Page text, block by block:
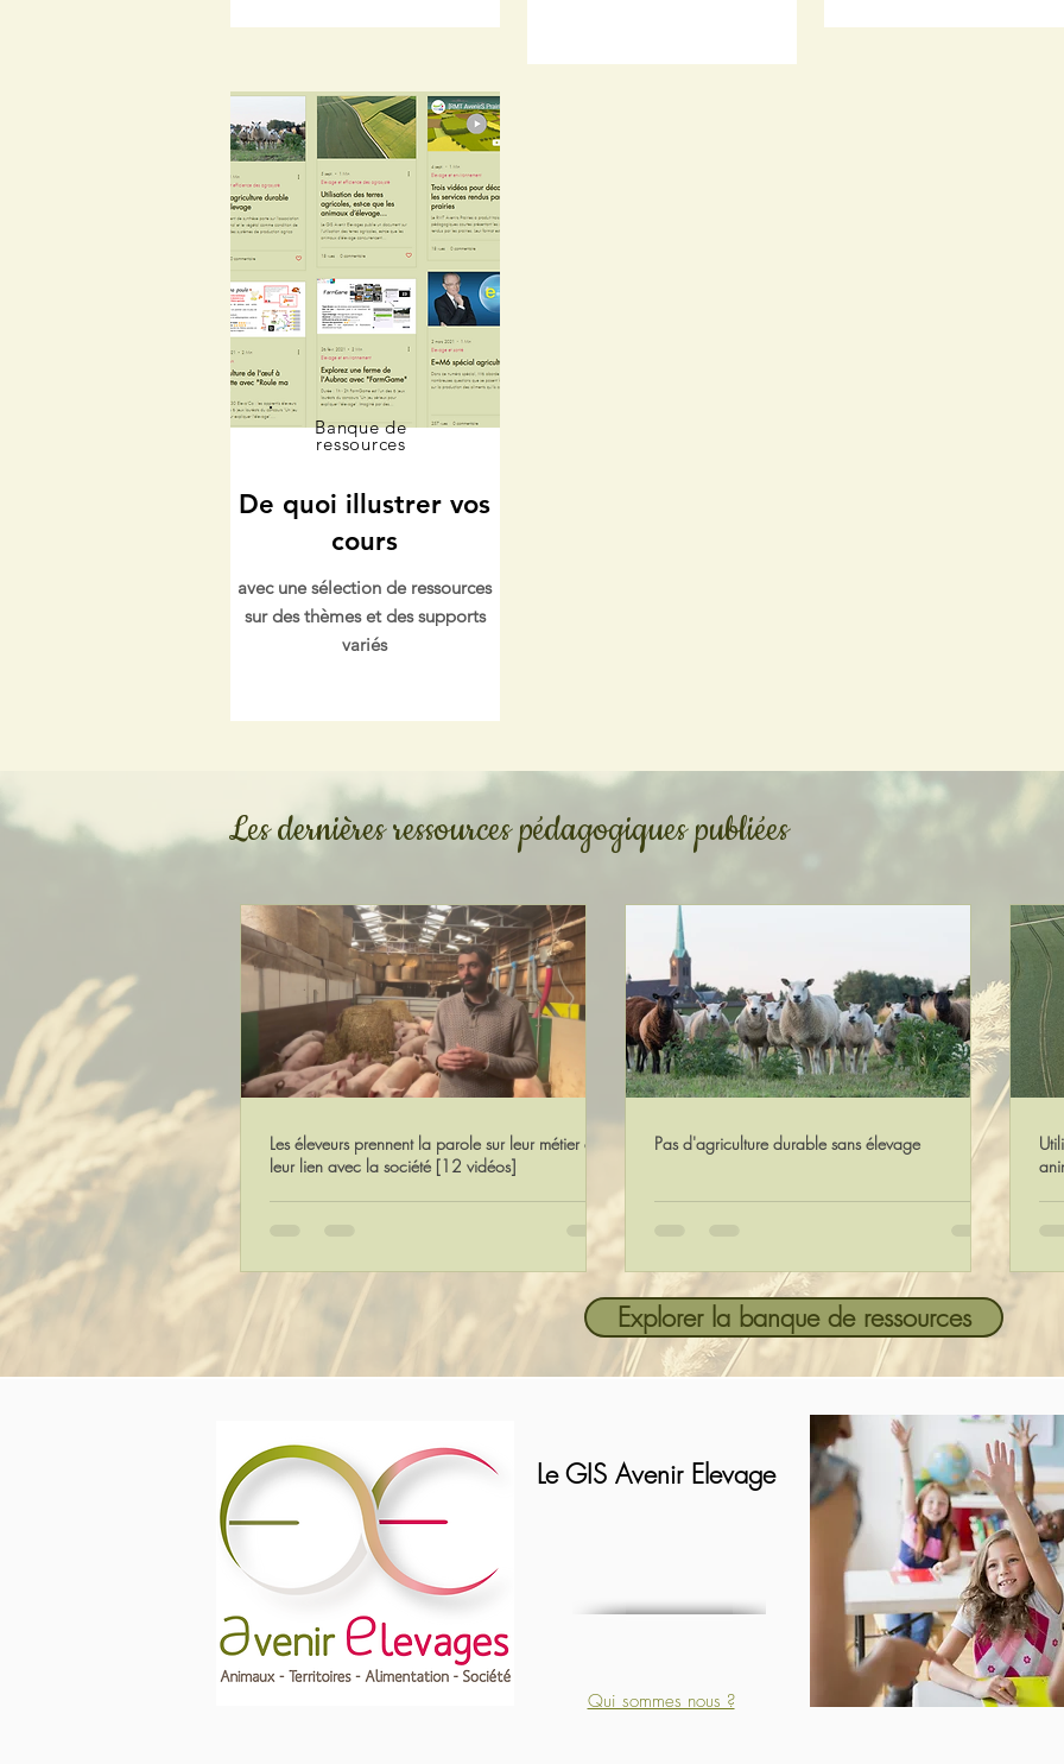
Banque de
ressources
De quoi illustrer vos
cours
avec une sélection de ressources
sur des thèmes et des supports
variés
Les dernières ressources pédagogiques publiées
Les éleveurs prennent la parole sur leur métier et
leur lien avec la société [12 vidéos]
Pas d'agriculture durable sans élevage
Explorer la banque de ressources
Le GIS Avenir Elevage
Qui sommes nous ?